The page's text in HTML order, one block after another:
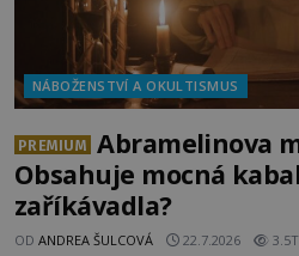
NÁBOŽENSTVÍ A OKULTISMUS
PREMIUM
Abramelinova
Obsahuje mocná
zaříkávadla?
OD ANDREA ŠULCOVÁ 22.7.2026